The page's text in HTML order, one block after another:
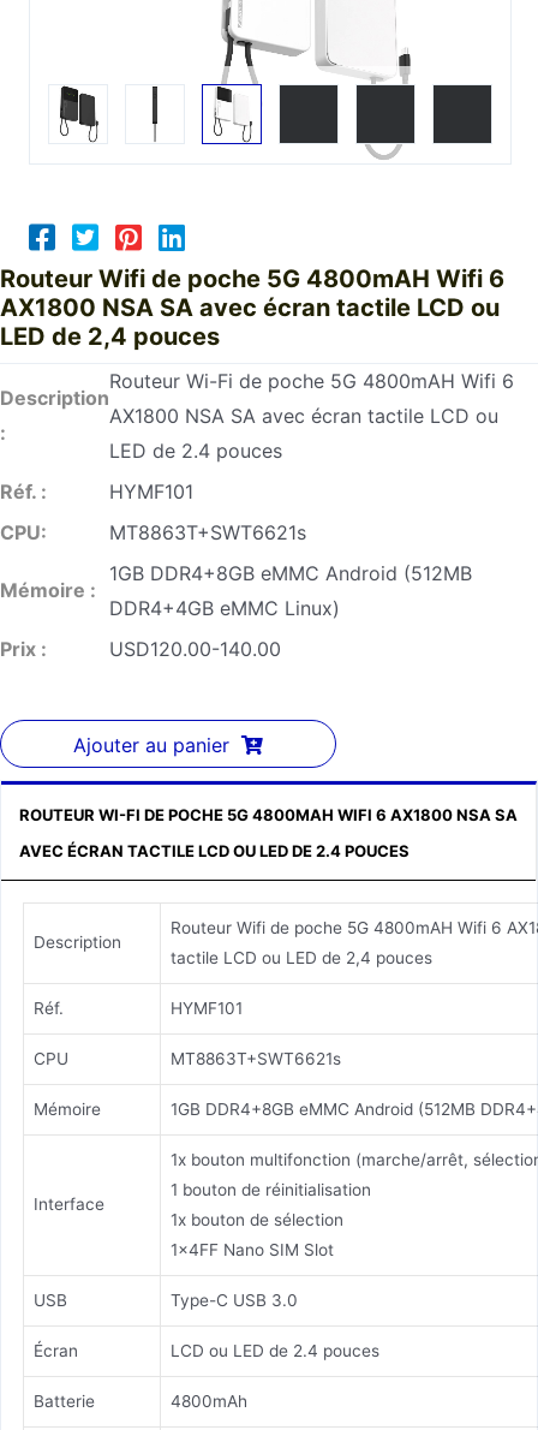
Routeur Wifi de poche 5G 4800mAH Wifi 6
AX1800 NSA SA avec écran tactile LCD ou
LED de 2,4 pouces
Description
:
Routeur Wi-Fi de poche 5G 4800mAH Wifi 6
AX1800 NSA SA avec écran tactile LCD ou
LED de 2.4 pouces
Réf. :
HYMF101
CPU:
MT8863T+SWT6621s
Mémoire :
1GB DDR4+8GB eMMC Android (512MB
DDR4+4GB eMMC Linux)
Prix :
USD120.00-140.00
Ajouter au panier
ROUTEUR WI-FI DE POCHE 5G 4800MAH WIFI 6 AX1800 NSA SA
AVEC ÉCRAN TACTILE LCD OU LED DE 2.4 POUCES
Description
Routeur Wifi de poche 5G 4800mAH Wifi 6
tactile LCD ou LED de 2,4 pouces
Réf. HYMF101
CPU MT8863T+SWT6621s
Mémoire 1GB DDR4+8GB eMMC Android (512MB
Interface
1x bouton multifonction (marche/arrêt,
1 bouton de réinitialisation
1x bouton de sélection
1x4FF Nano SIM Slot
USB Type-C USB 3.0
Écran LCD ou LED de 2.4 pouces
Batterie 4800mAh